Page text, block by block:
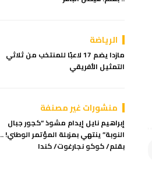
الرياضة
مازدا يضم 17 لاعبًا للمنتخب من ثلاثي
التمثيل الأفريقي
منشورات غير مصنفة
إبراهيم نايل إيدام مشوذ “كجور جبال
النوبة” ينتهي بمزبلة المؤتمر الوطني! ..
بقلم/ كوكو نجارغوت/ كندا